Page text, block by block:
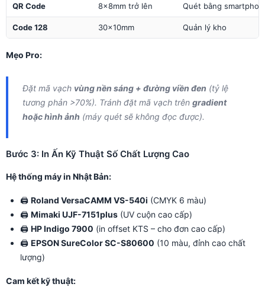
QR Code 8×8mm trở lên Quét bằng
Code 128 30×10mm Quản lý kho
Mẹo Pro:
Đặt mã vạch vùng nền sáng + đường viền đen (tỷ lệ
tương phản >70%). Tránh đặt mã vạch trên gradient
hoặc hình ảnh (máy quét sẽ không đọc được).
Bước 3: In Ấn Kỹ Thuật Số Chất Lượng Cao
Hệ thống máy in Nhật Bản:
🖨️ Roland VersaCAMM VS-540i (CMYK 6 màu)
🖨️ Mimaki UJF-7151plus (UV cuộn cao cấp)
🖨️ HP Indigo 7900 (in offset KTS – cho đơn cao cấp)
🖨️ EPSON SureColor SC-S80600 (10 màu, đỉnh cao chất
lượng)
Cam kết kỹ thuật: